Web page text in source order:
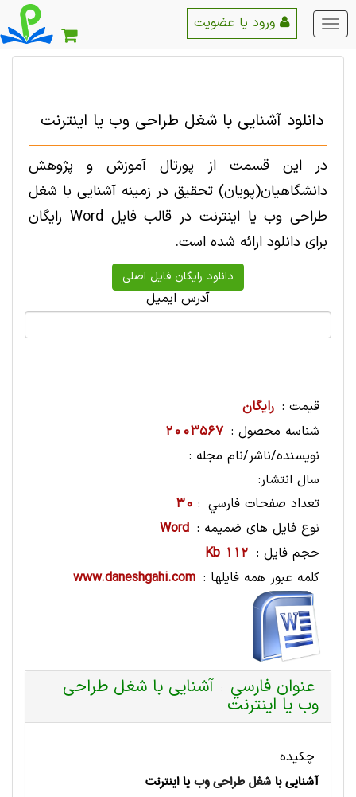
منو
اصلی
دانلود آشنایی با شغل طراحی وب یا اینترنت
در این قسمت از پورتال آموزش و پژوهش
دانشگاهیان(پویان) تحقیق در زمینه آشنایی با شغل
طراحی وب یا اینترنت در قالب فایل Word رایگان
برای دانلود ارائه شده است.
آدرس ایمیل
قیمت : رایگان
شناسه محصول : 2003567
نویسنده/ناشر/نام مجله :
سال انتشار:
تعداد صفحات فارسي :
30
نوع فایل های ضمیمه : Word
حجم فایل : 112 Kb
کلمه عبور همه فایلها : www.daneshgahi.com
عنوان فارسي : آشنایی با شغل طراحی
وب یا اینترنت
چکیده
آشنایی با شغل طراحی وبیا اینترنت